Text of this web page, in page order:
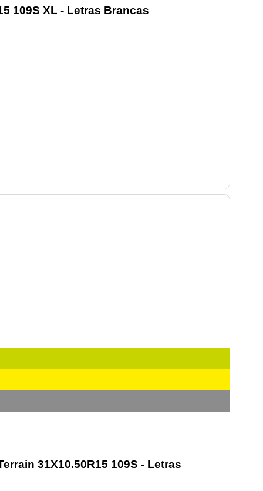
109S XL - Letras Brancas
31X10.50R15 109S - Letras